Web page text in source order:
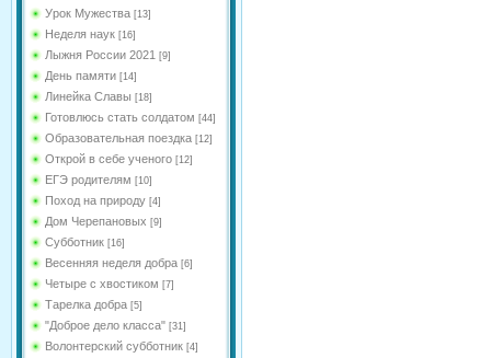
Урок Мужества [13]
Неделя наук [16]
Лыжня России 2021 [9]
День памяти [14]
Линейка Славы [18]
Готовлюсь стать солдатом [44]
Образовательная поездка [12]
Открой в себе ученого [12]
ЕГЭ родителям [10]
Поход на природу [4]
Дом Черепановых [9]
Субботник [16]
Весенняя неделя добра [6]
Четыре с хвостиком [7]
Тарелка добра [5]
"Доброе дело класса" [31]
Волонтерский субботник [4]